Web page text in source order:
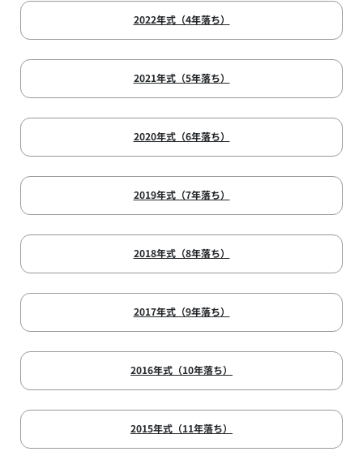
2022年式（4年落ち）
2021年式（5年落ち）
2020年式（6年落ち）
2019年式（7年落ち）
2018年式（8年落ち）
2017年式（9年落ち）
2016年式（10年落ち）
2015年式（11年落ち）